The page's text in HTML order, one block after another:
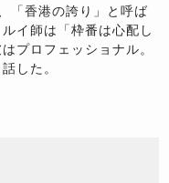
「香港の誇り」と呼ば
イ師は「枠番は心配し
プロフェッショナル。
した。